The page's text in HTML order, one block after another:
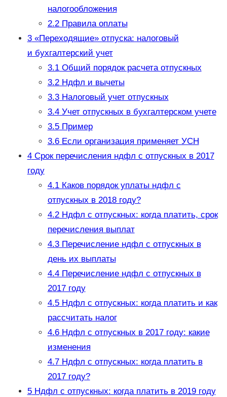
налогообложения
2.2Правила оплаты
3«Переходящие» отпуска: налоговый
и бухгалтерский учет
3.1Общий порядок расчета отпускных
3.2Ндфл и вычеты
3.3Налоговый учет отпускных
3.4Учет отпускных в бухгалтерском учете
3.5Пример
3.6Если организация применяет УСН
4Срок перечисления ндфл с отпускных в 2017
году
4.1Каков порядок уплаты ндфл с
отпускных в 2018 году?
4.2Ндфл с отпускных: когда платить, срок
перечисления выплат
4.3Перечисление ндфл с отпускных в
день их выплаты
4.4Перечисление ндфл с отпускных в
2017 году
4.5Ндфл с отпускных: когда платить и как
рассчитать налог
4.6Ндфл с отпускных в 2017 году: какие
изменения
4.7Ндфл с отпускных: когда платить в
2017 году?
5Ндфл с отпускных: когда платить в 2019 году